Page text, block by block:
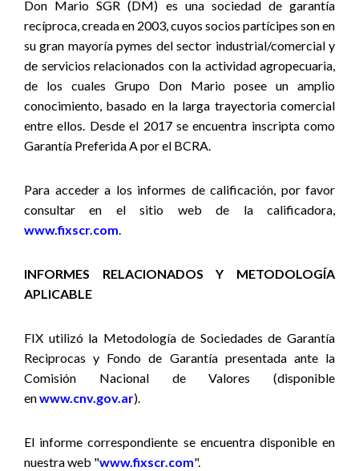
Don Mario SGR (DM) es una sociedad de garantía
recíproca, creada en 2003, cuyos socios partícipes son en
su gran mayoría pymes del sector industrial/comercial y
de servicios relacionados con la actividad agropecuaria,
de los cuales Grupo Don Mario posee un amplio
conocimiento, basado en la larga trayectoria comercial
entre ellos. Desde el 2017 se encuentra inscripta como
Garantía Preferida A por el BCRA.
Para acceder a los informes de calificación, por favor
consultar en el sitio web de la calificadora,
www.fixscr.com.
INFORMES RELACIONADOS Y METODOLOGÍA
APLICABLE
FIX utilizó la Metodología de Sociedades de Garantía
Reciprocas y Fondo de Garantía presentada ante la
Comisión Nacional de Valores (disponible
enwww.cnv.gov.ar).
El informe correspondiente se encuentra disponible en
nuestra web "www.fixscr.com".